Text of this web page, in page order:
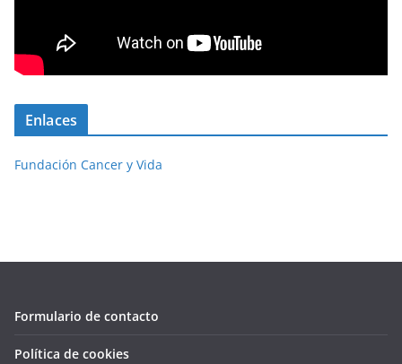
Enlaces
Fundación Cancer y Vida
Formulario de contacto
Política de cookies